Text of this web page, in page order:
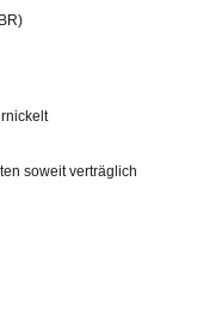
soweit verträglich